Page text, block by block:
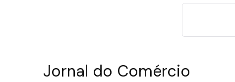
Jornal do Comércio